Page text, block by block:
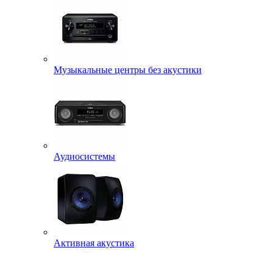
Музыкальные центры без акустики
Аудиосистемы
Активная акустика